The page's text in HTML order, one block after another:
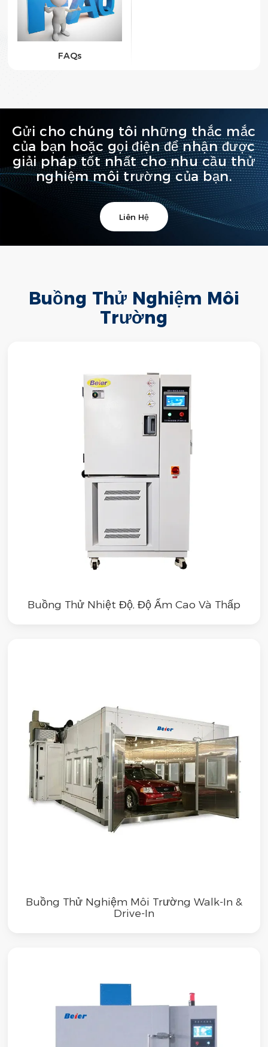
FAQs
Gửi cho chúng tôi những thắc mắc
của bạn hoặc gọi điện để nhận được
giải pháp tốt nhất cho nhu cầu thử
nghiệm môi trường của bạn.
Liên Hệ
Buồng Thử Nghiệm Môi
Trường
Buồng Thử Nhiệt Độ, Độ Ẩm Cao Và Thấp
Buồng Thử Nghiệm Môi Trường Walk-In &
Drive-In